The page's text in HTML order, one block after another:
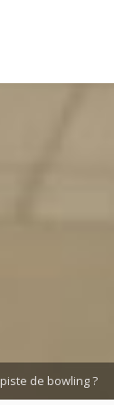
de bowling ?